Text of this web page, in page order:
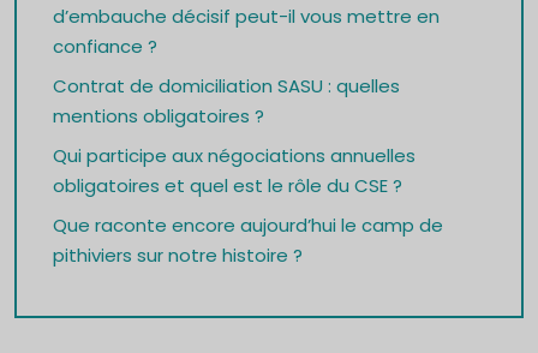
d’embauche décisif peut-il vous mettre en
confiance ?
Contrat de domiciliation SASU : quelles
mentions obligatoires ?
Qui participe aux négociations annuelles
obligatoires et quel est le rôle du CSE ?
Que raconte encore aujourd’hui le camp de
pithiviers sur notre histoire ?